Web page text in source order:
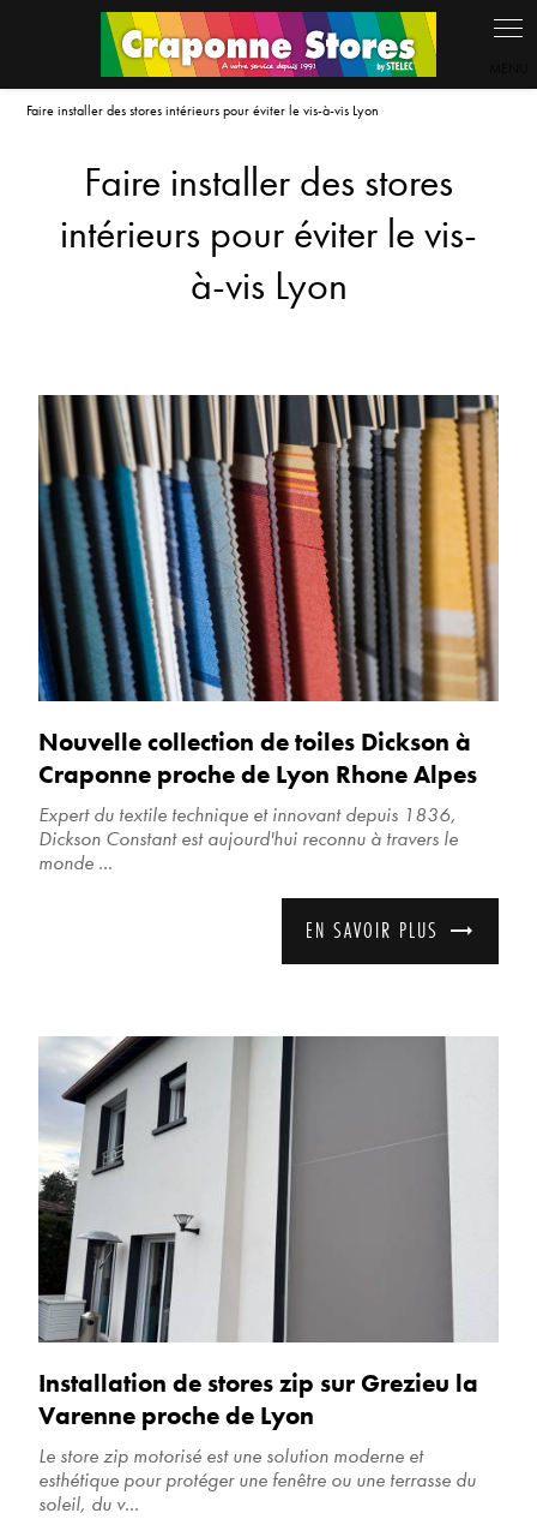
Faire installer des stores intérieurs pour éviter le vis-à-vis Lyon
Faire installer des stores
intérieurs pour éviter le vis-
à-vis Lyon
Nouvelle collection de toiles Dickson à
Craponne proche de Lyon Rhone Alpes
Expert du textile technique et innovant depuis 1836,
Dickson Constant est aujourd'hui reconnu à travers le
monde ...
EN SAVOIR PLUS
Installation de stores zip sur Grezieu la
Varenne proche de Lyon
Le store zip motorisé est une solution moderne et
esthétique pour protéger une fenêtre ou une terrasse du
soleil, du v...
Panneau de gestion des cookies